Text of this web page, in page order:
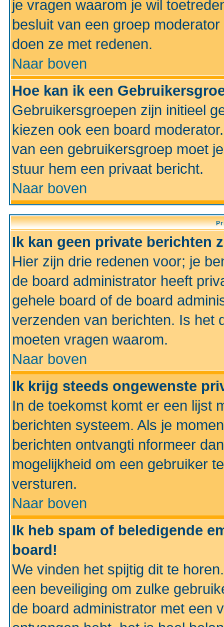
je vragen waarom je wil
besluit van een groep
doen ze met redenen.
Naar boven
Hoe kan ik een
Gebruikersgroepen zijn initieel
kiezen ook een board
van een gebruikersgroep moet
stuur hem een privaat bericht.
Naar boven
Ik kan geen private berichten
Hier zijn drie redenen voor; je
de board administrator heeft
gehele board of de board
verzenden van berichten. Is het
moeten vragen waarom.
Naar boven
Ik krijg steeds ongewenste
In de toekomst komt er een lijst
berichten systeem. Als je
berichten ontvangti nformeer
mogelijkheid om een gebruiker
versturen.
Naar boven
Ik heb spam of beledigende
board!
We vinden het spijtig dit te
een beveiliging om zulke
de board administrator met een